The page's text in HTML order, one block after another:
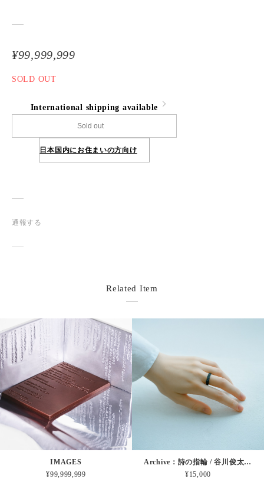
¥99,999,999
SOLD OUT
International shipping available
Sold out
日本国内にお住まいの方向け
通報する
Related Item
IMAGES
¥99,999,999
Archive：詩の指輪 / 谷川俊太郎「二十億光年の孤独」【焼付塗装】
¥15,000